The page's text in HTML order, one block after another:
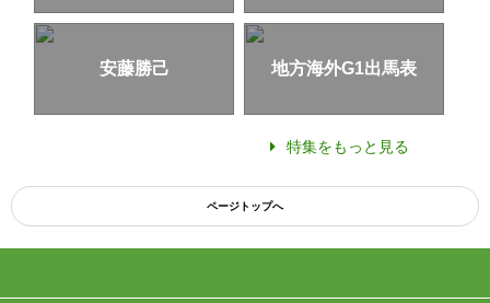
安藤勝己 地方海外G1出馬表
特集をもっと見る
ページトップへ